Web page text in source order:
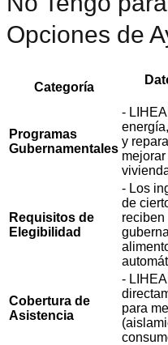
Opciones de
Categoría
Programas
Gubernamentales
-
y
Requisitos de
Elegibilidad
- Los
de
reciben
Cobertura de
Asistencia
-
para